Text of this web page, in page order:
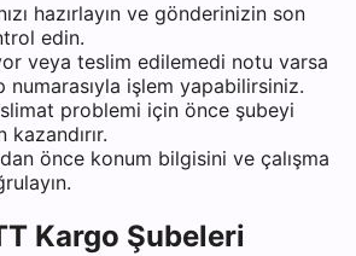
hazırlayın ve gönderinizin son
edin.
veya teslim edilemedi notu varsa
işlem yapabilirsiniz.
problemi için önce şubeyi
önce konum bilgisini ve çalışma
Kargo Şubeleri